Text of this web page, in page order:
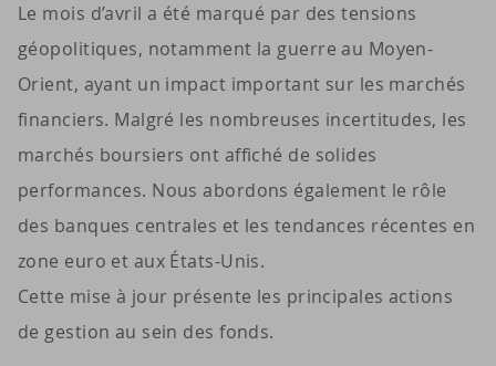
Le mois d’avril a été marqué par des tensions
géopolitiques, notamment la guerre au Moyen-
Orient, ayant un impact important sur les marchés
financiers. Malgré les nombreuses incertitudes, les
marchés boursiers ont affiché de solides
performances. Nous abordons également le rôle
des banques centrales et les tendances récentes en
zone euro et aux États-Unis.
Cette mise à jour présente les principales actions
de gestion au sein des fonds.